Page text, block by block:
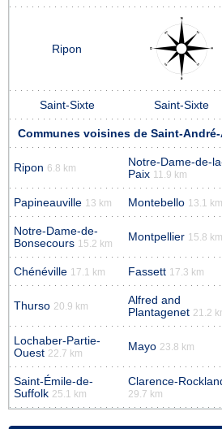
Ripon
Saint-Sixte Saint-Sixte
Communes voisines de Saint-
Ripon 6.8 km
Notre-Dame-de-
Paix 11.9 km
Papineauville 13 km Montebello 13.1 km
Notre-Dame-de-
Bonsecours 15.2 km
Montpellier 15.8 km
Chénéville 17.1 km Fassett 17.3 km
Thurso 20.9 km
Alfred and
Plantagenet 21.2
Lochaber-Partie-
Ouest 22.7 km
Mayo 23.8 km
Saint-Émile-de-
Suffolk 25.1 km
Clarence-
29.7 km